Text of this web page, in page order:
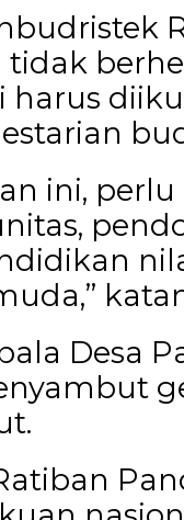
tidak
harus
ini,
Desa